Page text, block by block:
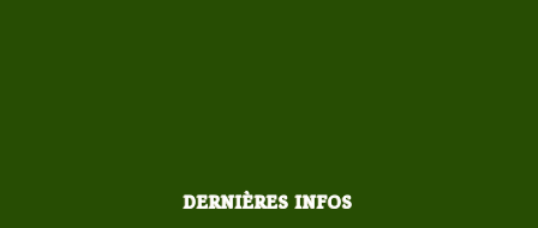
DERNIÈRES INFOS